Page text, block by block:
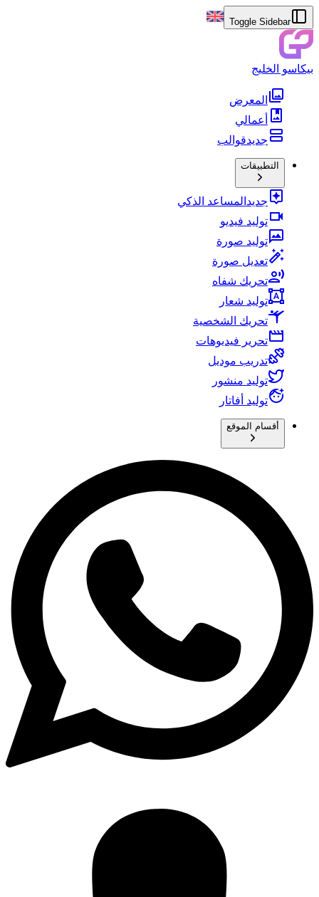
Toggle Sidebar
بيكاسو الخليج
المعرض
أعمالي
جديدقوالب
التطبيقات
جديد المساعد الذكي
توليد فيديو
توليد صورة
تعديل صورة
تحريك شفاه
توليد شعار
تحريك الشخصية
تحرير فيديوهات
تدريب موديل
توليد منشور
توليد أفاتار
أقسام الموقع